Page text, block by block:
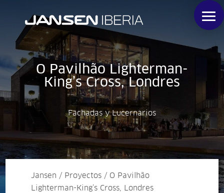
O Pavilhão Lighterman-
King’s Cross, Londres
Fachadas y Lucernarios
Jansen / Proyectos / O Pavilhão
Lighterman-King’s Cross, Londres